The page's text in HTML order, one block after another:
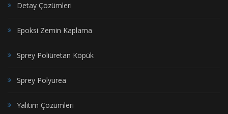
Detay Çözümleri
Epoksi Zemin Kaplama
Sprey Poliüretan Köpük
Sprey Polyurea
Yalıtım Çözümleri